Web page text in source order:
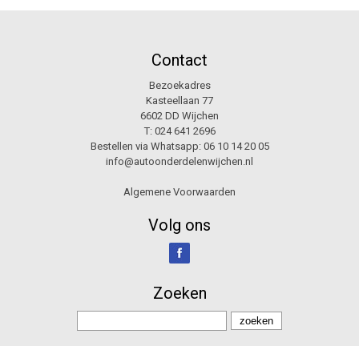
Contact
Bezoekadres
Kasteellaan 77
6602 DD Wijchen
T: 024 641 2696
Bestellen via Whatsapp: 06 10 14 20 05
info@autoonderdelenwijchen.nl
Algemene Voorwaarden
Volg ons
Zoeken